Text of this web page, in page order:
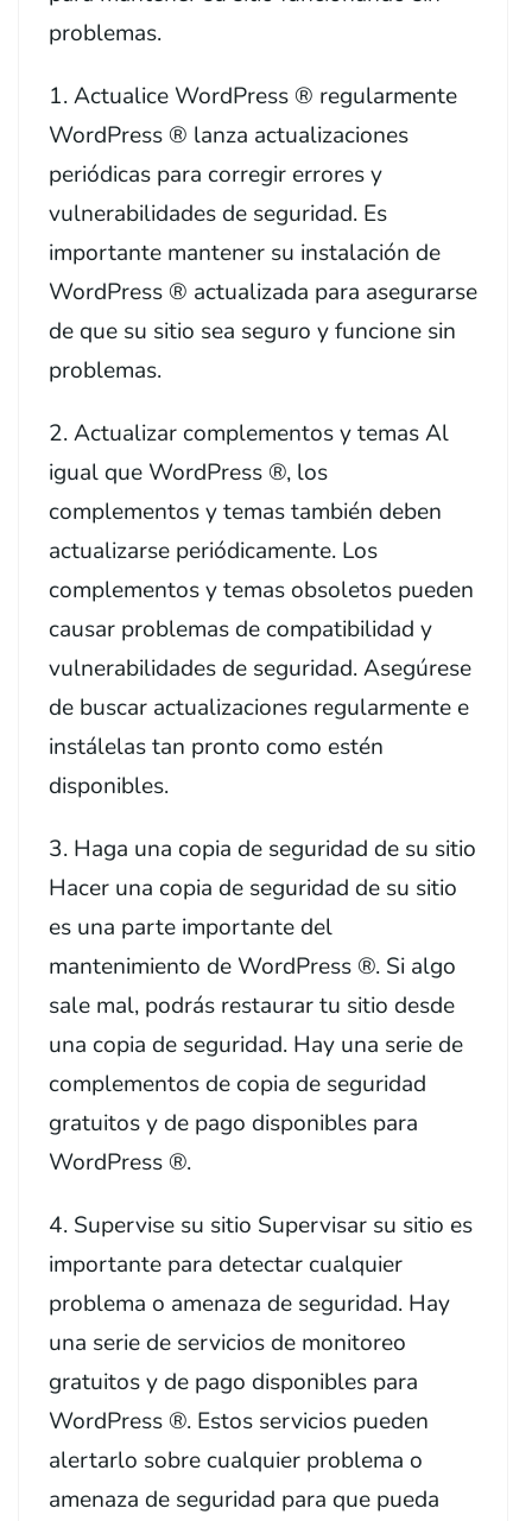
problemas.
1. Actualice WordPress ® regularmente
WordPress ® lanza actualizaciones
periódicas para corregir errores y
vulnerabilidades de seguridad. Es
importante mantener su instalación de
WordPress ® actualizada para asegurarse
de que su sitio sea seguro y funcione sin
problemas.
2. Actualizar complementos y temas Al
igual que WordPress ®, los
complementos y temas también deben
actualizarse periódicamente. Los
complementos y temas obsoletos pueden
causar problemas de compatibilidad y
vulnerabilidades de seguridad. Asegúrese
de buscar actualizaciones regularmente e
instálelas tan pronto como estén
disponibles.
3. Haga una copia de seguridad de su sitio
Hacer una copia de seguridad de su sitio
es una parte importante del
mantenimiento de WordPress ®. Si algo
sale mal, podrás restaurar tu sitio desde
una copia de seguridad. Hay una serie de
complementos de copia de seguridad
gratuitos y de pago disponibles para
WordPress ®.
4. Supervise su sitio Supervisar su sitio es
importante para detectar cualquier
problema o amenaza de seguridad. Hay
una serie de servicios de monitoreo
gratuitos y de pago disponibles para
WordPress ®. Estos servicios pueden
alertarlo sobre cualquier problema o
amenaza de seguridad para que pueda